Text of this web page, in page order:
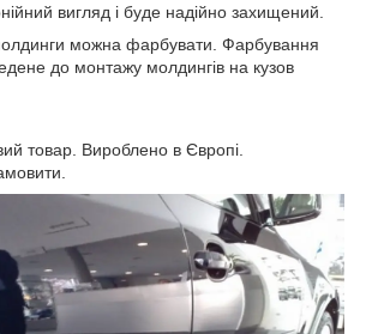
вигляд і буде надійно захищений.
можна фарбувати. Фарбування
до монтажу молдингів на кузов
товар. Вироблено в Європі.